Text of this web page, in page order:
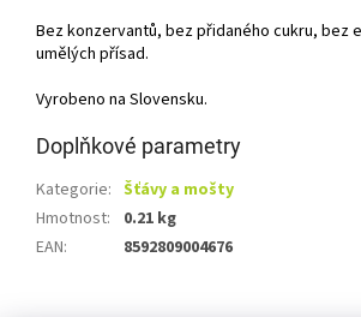
Bez konzervantů, bez přidaného cukru, bez
umělých přísad.
Vyrobeno na Slovensku.
Doplňkové parametry
Kategorie: Šťávy a mošty
Hmotnost:
0.21 kg
EAN: 8592809004676